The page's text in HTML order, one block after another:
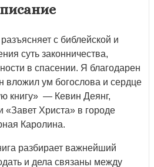
с библейской и
суть законничества,
в спасении. Я благодарен
вложил ум богослова и сердце
книгу» — Кевин Деянг,
«Завет Христа» в городе
Каролина.
разбирает важнейший
и дела связаны между